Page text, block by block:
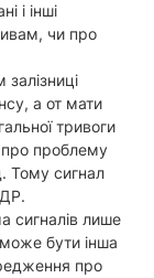
і інші
чи про
а от мати
тривоги
про проблему
Тому сигнал
сигналів лише
може бути інша
про